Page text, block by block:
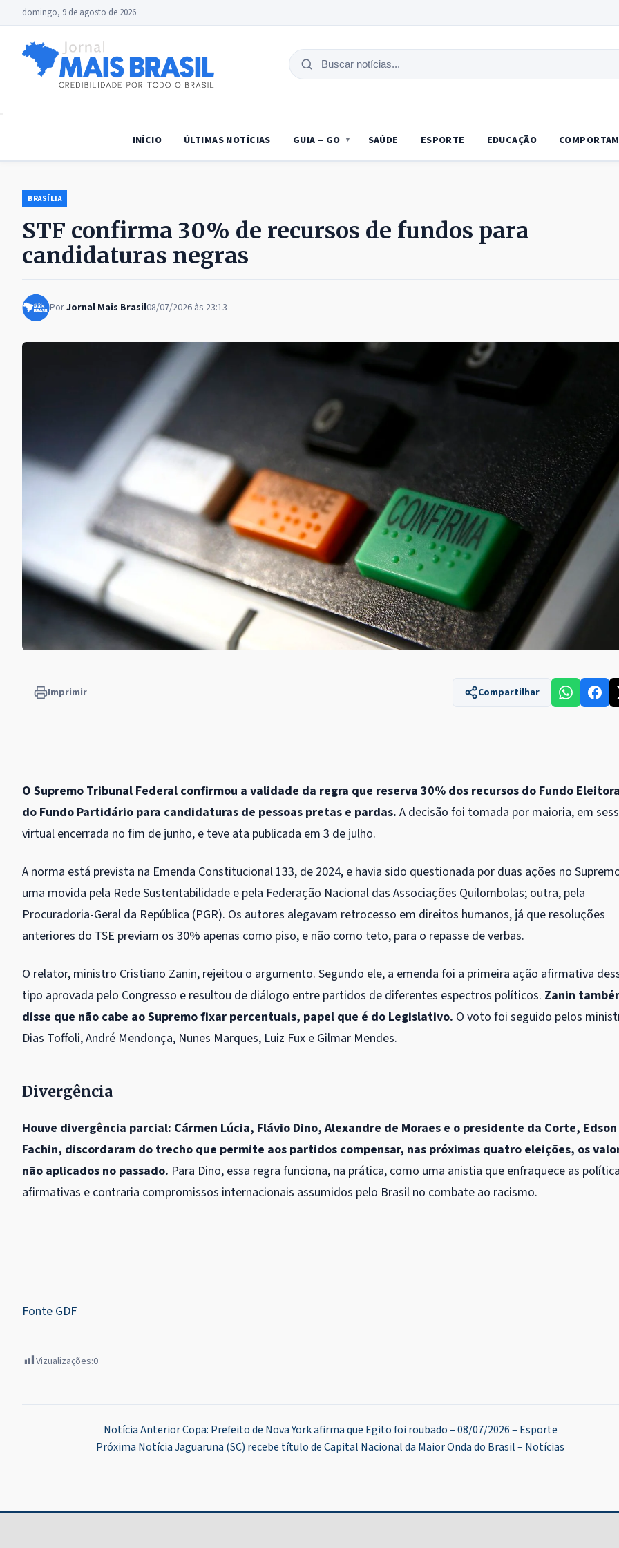
domingo, 9 de agosto de 2026
Buscar
INÍCIO ÚLTIMAS NOTÍCIAS GUIA – GO SAÚDE ESPORTE EDUCAÇÃO
BRASÍLIA
STF confirma 30% de recursos de fundos para
candidaturas negras
PorJornal Mais Brasil08/07/2026 às 23:13
Imprimir Compartilhar
O Supremo Tribunal Federal confirmou a validade da regra que reserva 30% dos recursos do Fundo
do Fundo Partidário para candidaturas de pessoas pretas e pardas. A decisão foi tomada por maioria, em
virtual encerrada no fim de junho, e teve ata publicada em 3 de julho.
A norma está prevista na Emenda Constitucional 133, de 2024, e havia sido questionada por duas ações no
uma movida pela Rede Sustentabilidade e pela Federação Nacional das Associações Quilombolas; outra, pela
Procuradoria-Geral da República (PGR). Os autores alegavam retrocesso em direitos humanos, já que resoluções
anteriores do TSE previam os 30% apenas como piso, e não como teto, para o repasse de verbas.
O relator, ministro Cristiano Zanin, rejeitou o argumento. Segundo ele, a emenda foi a primeira ação afirmativa
tipo aprovada pelo Congresso e resultou de diálogo entre partidos de diferentes espectros políticos. Zanin
disse que não cabe ao Supremo fixar percentuais, papel que é do Legislativo. O voto foi seguido pelos
Dias Toffoli, André Mendonça, Nunes Marques, Luiz Fux e Gilmar Mendes.
Divergência
Houve divergência parcial: Cármen Lúcia, Flávio Dino, Alexandre de Moraes e o presidente da Corte, Edson
Fachin, discordaram do trecho que permite aos partidos compensar, nas próximas quatro eleições, os
não aplicados no passado. Para Dino, essa regra funciona, na prática, como uma anistia que enfraquece as
afirmativas e contraria compromissos internacionais assumidos pelo Brasil no combate ao racismo.
Fonte GDF
Vizualizações:0
Notícia AnteriorCopa: Prefeito de Nova York afirma que Egito foi roubado – 08/07/2026 – Esporte
Próxima NotíciaJaguaruna (SC) recebe título de Capital Nacional da Maior Onda do Brasil – Notícias